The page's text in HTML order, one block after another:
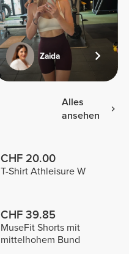
Zaida
Alles
ansehen
CHF 20.00
T-Shirt Athleisure W
CHF 39.85
MuseFit Shorts mit
mittelhohem Bund